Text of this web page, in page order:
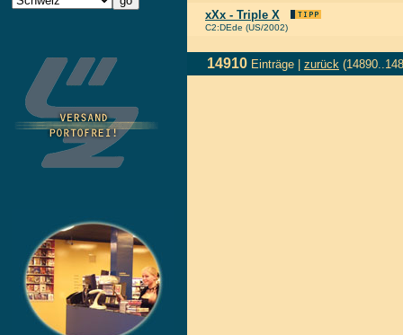
xXx - Triple X
C2:DEde (US/2002)
14910 Einträge | zurück